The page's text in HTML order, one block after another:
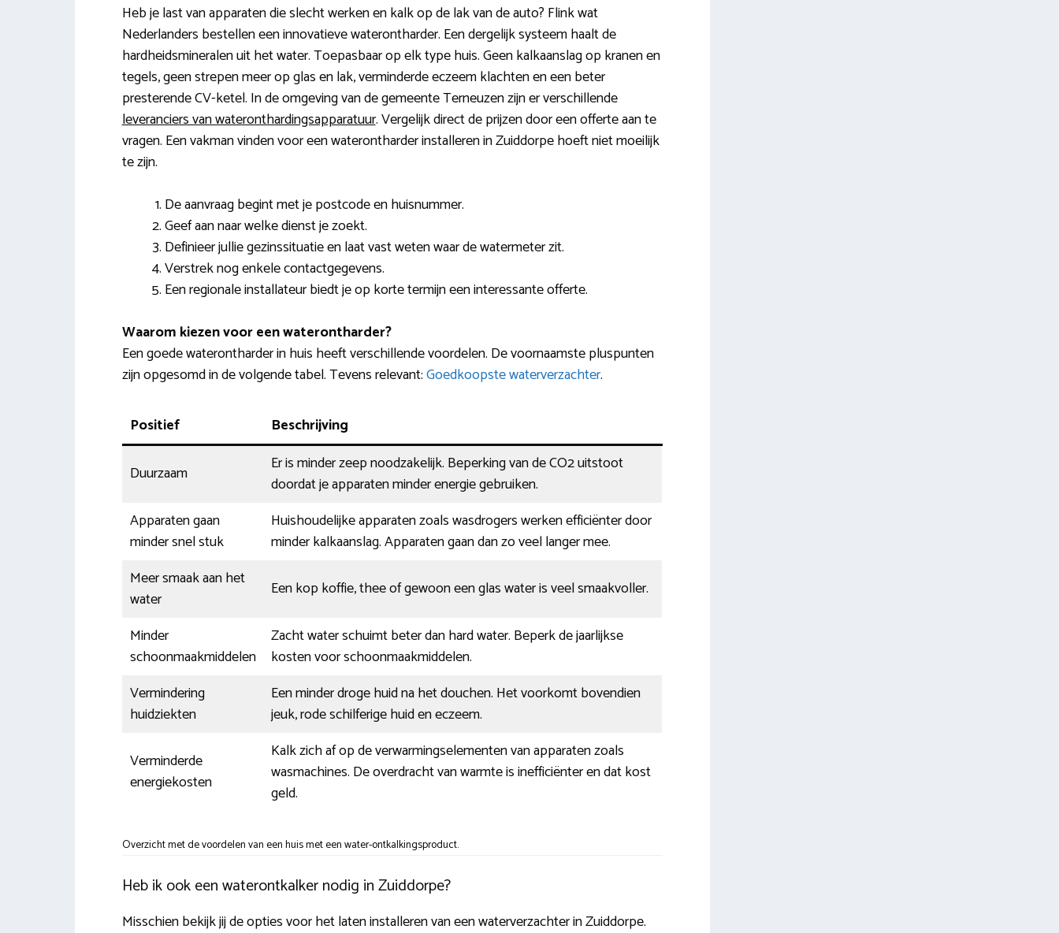
Heb je last van apparaten die slecht werken en kalk op de lak van de auto? Flink wat
Nederlanders bestellen een innovatieve waterontharder. Een dergelijk systeem haalt de
hardheidsmineralen uit het water. Toepasbaar op elk type huis. Geen kalkaanslag op kranen en
tegels, geen strepen meer op glas en lak, verminderde eczeem klachten en een beter
presterende CV-ketel. In de omgeving van de gemeente Terneuzen zijn er verschillende
leveranciers van wateronthardingsapparatuur. Vergelijk direct de prijzen door een offerte aan te
vragen. Een vakman vinden voor een waterontharder installeren in Zuiddorpe hoeft niet moeilijk
te zijn.
De aanvraag begint met je postcode en huisnummer.
Geef aan naar welke dienst je zoekt.
Definieer jullie gezinssituatie en laat vast weten waar de watermeter zit.
Verstrek nog enkele contactgegevens.
Een regionale installateur biedt je op korte termijn een interessante offerte.
Waarom kiezen voor een waterontharder?
Een goede waterontharder in huis heeft verschillende voordelen. De voornaamste pluspunten
zijn opgesomd in de volgende tabel. Tevens relevant:Goedkoopste waterverzachter.
Positief Beschrijving
Duurzaam
Er is minder zeep noodzakelijk. Beperking van de CO2 uitstoot
doordat je apparaten minder energie gebruiken.
Apparaten gaan
minder snel stuk
Huishoudelijke apparaten zoals wasdrogers werken efficiënter door
minder kalkaanslag. Apparaten gaan dan zo veel langer mee.
Meer smaak aan het
water
Een kop koffie, thee of gewoon een glas water is veel smaakvoller.
Minder
schoonmaakmiddelen
Zacht water schuimt beter dan hard water. Beperk de jaarlijkse
kosten voor schoonmaakmiddelen.
Vermindering
huidziekten
Een minder droge huid na het douchen. Het voorkomt bovendien
jeuk, rode schilferige huid en eczeem.
Verminderde
energiekosten
Kalk zich af op de verwarmingselementen van apparaten zoals
wasmachines. De overdracht van warmte is inefficiënter en dat kost
geld.
Overzicht met de voordelen van een huis met een water-ontkalkingsproduct.
Heb ik ook een waterontkalker nodig in Zuiddorpe?
Misschien bekijk jij de opties voor het laten installeren van een waterverzachter in Zuiddorpe.